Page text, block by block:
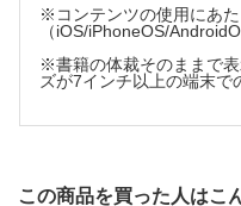
症例8-2 組織・制度・運
私たちの施設でも看取り
診療所で初期研修の指導
※コンテンツの使用にあ
（iOS/iPhoneOS/
※書籍の体裁そのままで
ズが7インチ以上の端末で
この商品を買った人はこ